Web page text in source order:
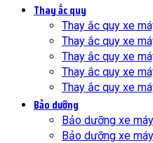
Thay ắc quy
Thay ắc quy xe
Thay ắc quy xe
Thay ắc quy xe
Thay ắc quy xe
Thay ắc quy xe
Bảo dưỡng
Bảo dưỡng xe
Bảo dưỡng xe